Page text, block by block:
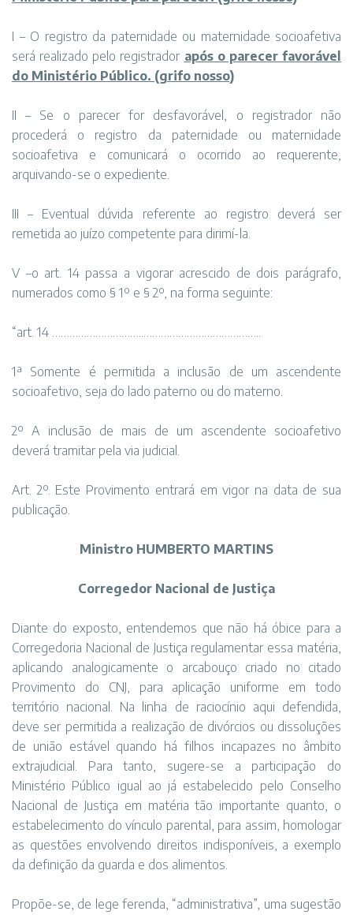
I – O registro da paternidade ou maternidade socioafetiva
será realizado pelo registrador após o parecer favorável
do Ministério Público. (grifo nosso)
II – Se o parecer for desfavorável, o registrador não
procederá o registro da paternidade ou maternidade
socioafetiva e comunicará o ocorrido ao requerente,
arquivando-se o expediente.
III – Eventual dúvida referente ao registro deverá ser
remetida ao juízo competente para dirimí-la.
V –o art. 14 passa a vigorar acrescido de dois parágrafo,
numerados como § 1º e § 2º, na forma seguinte:
“art. 14 …………………………..…………………………………..
1ª Somente é permitida a inclusão de um ascendente
socioafetivo, seja do lado paterno ou do materno.
2º A inclusão de mais de um ascendente socioafetivo
deverá tramitar pela via judicial.
Art. 2º. Este Provimento entrará em vigor na data de sua
publicação.
Ministro HUMBERTO MARTINS
Corregedor Nacional de Justiça
Diante do exposto, entendemos que não há óbice para a
Corregedoria Nacional de Justiça regulamentar essa matéria,
aplicando analogicamente o arcabouço criado no citado
Provimento do CNJ, para aplicação uniforme em todo
território nacional. Na linha de raciocínio aqui defendida,
deve ser permitida a realização de divórcios ou dissoluções
de união estável quando há filhos incapazes no âmbito
extrajudicial. Para tanto, sugere-se a participação do
Ministério Público igual ao já estabelecido pelo Conselho
Nacional de Justiça em matéria tão importante quanto, o
estabelecimento do vínculo parental, para assim, homologar
as questões envolvendo direitos indisponíveis, a exemplo
da definição da guarda e dos alimentos.
Propõe-se, de lege ferenda, “administrativa”, uma sugestão